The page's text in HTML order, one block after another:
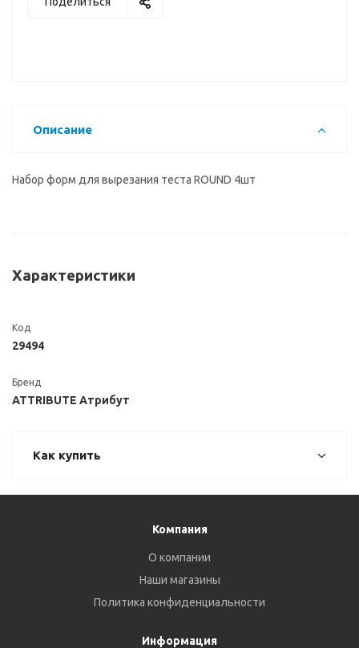
Описание
Набор форм для вырезания теста ROUND 4шт
Характеристики
Код
29494
Бренд
ATTRIBUTE Атрибут
Как купить
Компания
О компании
Наши магазины
Политика конфиденциальности
Информация